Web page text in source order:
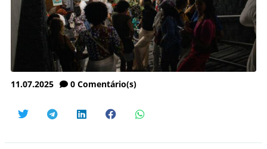
11.07.2025 0 Comentário(s)